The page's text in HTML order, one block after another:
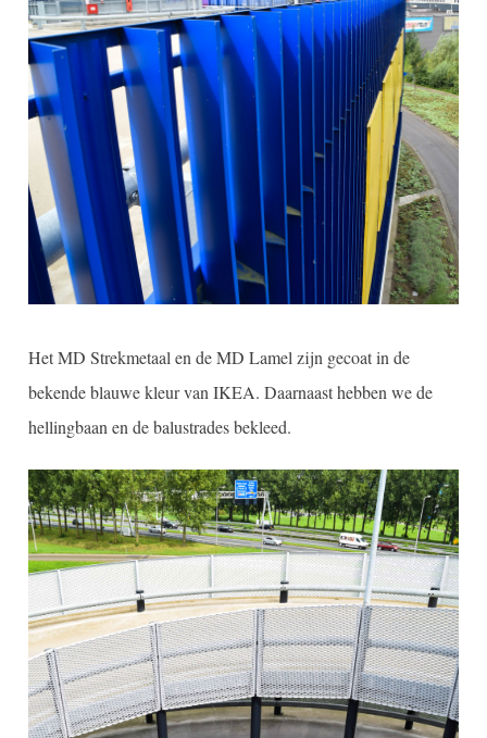
Het MD Strekmetaal en de MD Lamel zijn gecoat in de
bekende blauwe kleur van IKEA. Daarnaast hebben we de
hellingbaan en de balustrades bekleed.